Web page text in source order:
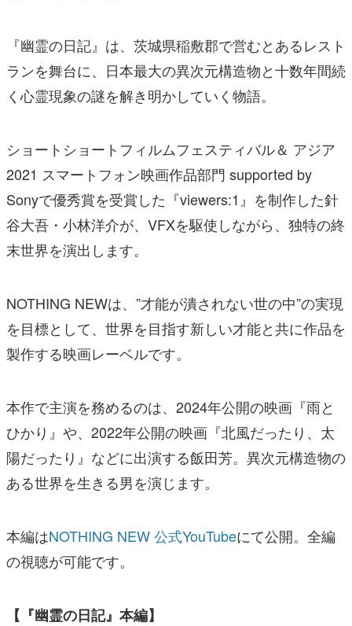
『幽霊の日記』は、茨城県稲敷郡で営むとあるレスト
ランを舞台に、日本最大の異次元構造物と十数年間続
く心霊現象の謎を解き明かしていく物語。
ショートショートフィルムフェスティバル＆ アジア
2021 スマートフォン映画作品部門 supported by
Sonyで優秀賞を受賞した『viewers:1』を制作した針
谷大吾・小林洋介が、VFXを駆使しながら、独特の終
末世界を演出します。
NOTHING NEWは、”才能が潰されない世の中”の実現
を目標として、世界を目指す新しい才能と共に作品を
製作する映画レーベルです。
本作で主演を務めるのは、2024年公開の映画『雨と
ひかり』や、2022年公開の映画『北風だったり、太
陽だったり』などに出演する飯田芳。異次元構造物の
ある世界を生きる男を演じます。
本編はNOTHING NEW 公式YouTubeにて公開。全編
の視聴が可能です。
【『幽霊の日記』本編】